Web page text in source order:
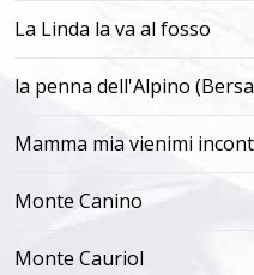
La Linda la va al fosso
la penna dell'Alpino
Mamma mia vienimi
Monte Canino
Monte Cauriol